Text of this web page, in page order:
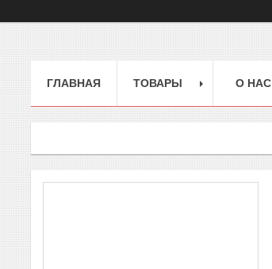
ГЛАВНАЯ ТОВАРЫ О НАС